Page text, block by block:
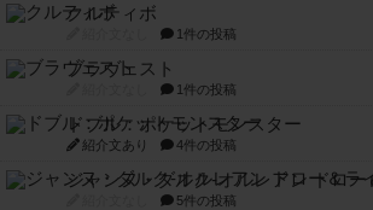
クルティボ
1件の投稿
ブラヴェスト
1件の投稿
ドブル：ポケットモンスター
紹介文あり 4件の投稿
ジャンヌ・ダルク-オルレアン ドロー
5件の投稿